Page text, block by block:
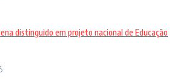
distinguido em projeto nacional de Educação